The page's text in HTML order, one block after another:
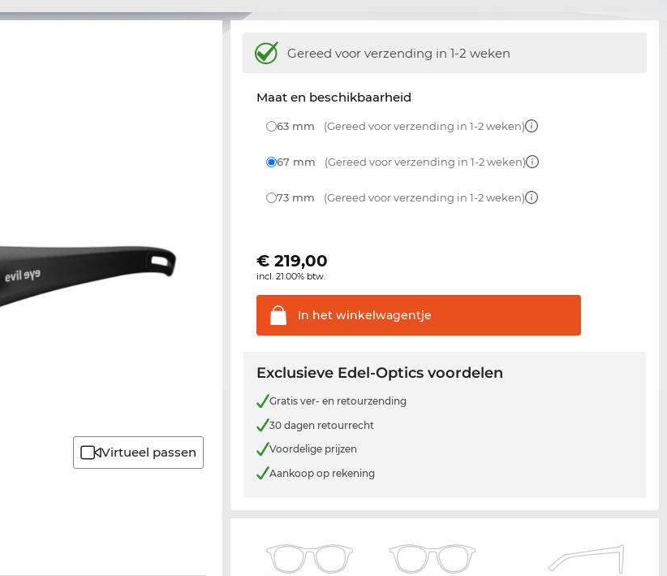
Virtueel passen
Gereed voor verzending in 1-2 weken
Maat en beschikbaarheid
63 mm (Gereed voor verzending in 1-2 weken)
67 mm (Gereed voor verzending in 1-2 weken)
73 mm (Gereed voor verzending in 1-2 weken)
€219,00
incl. 21.00% btw.
In het winkelwagentje
Exclusieve Edel-Optics voordelen
Gratis ver- en retourzending
30 dagen retourrecht
Voordelige prijzen
Aankoop op rekening